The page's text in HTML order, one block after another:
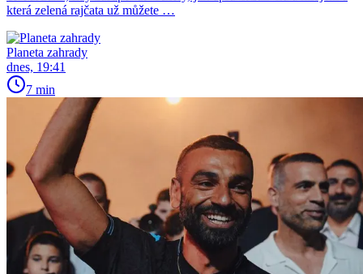
která zelená rajčata už můžete …
Planeta zahrady
dnes, 19:41
7 min